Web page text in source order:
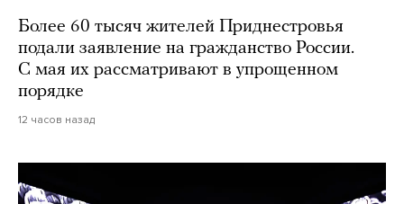
Более 60 тысяч жителей Приднестровья
подали заявление на гражданство России.
С мая их рассматривают в упрощенном
порядке
12 часов назад